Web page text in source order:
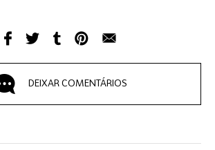
DEIXAR COMENTÁRIOS